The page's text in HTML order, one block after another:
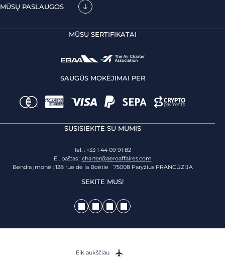
MŪSŲ PASLAUGOS
MŪSŲ SERTIFIKATAI
SAUGŪS MOKĖJIMAI PER
SUSISIEKITE SU MUMIS
Tel. : +33 1 44 09 91 82
El. paštas : charter@aeroaffaires.com
Bendra įmonė : 128 rue de la Boétie 75008 Paryžius PRANCŪZIJA
SEKITE MUS!
Eik aukščiau